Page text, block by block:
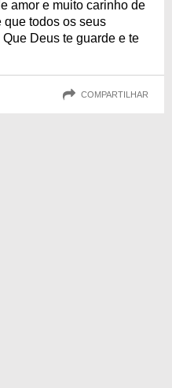
amor e muito carinho de
que todos os seus
Deus te guarde e te
COMPARTILHAR